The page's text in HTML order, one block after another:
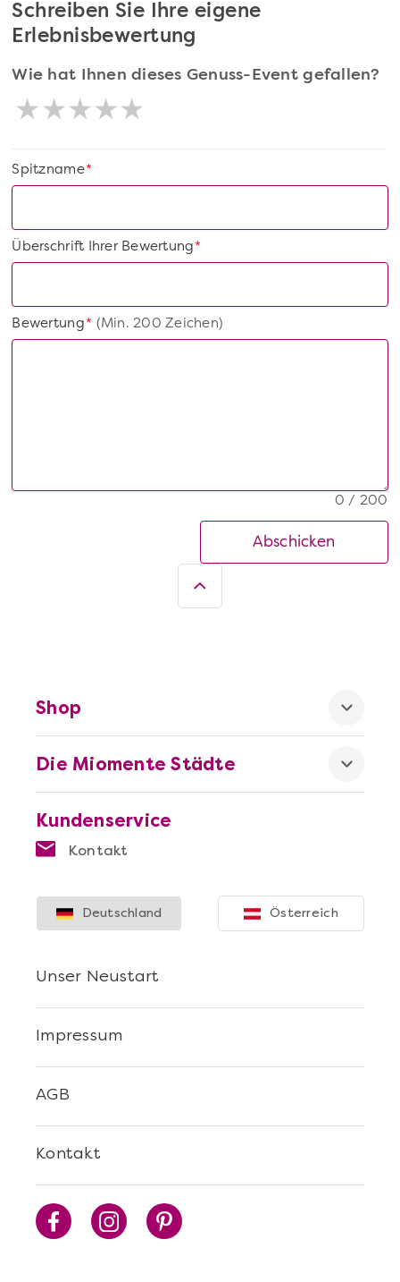
Schreiben Sie Ihre eigene
Erlebnisbewertung
Wie hat Ihnen dieses Genuss-Event gefallen?
*
Spitzname
*
Überschrift Ihrer Bewertung
*
Bewertung(Min. 200 Zeichen)
0 / 200
Abschicken
Kundenservice
Kontakt
Die Miomente Städte
Shop
Kontakt
AGB
Impressum
Unser Neustart
Deutschland Österreich